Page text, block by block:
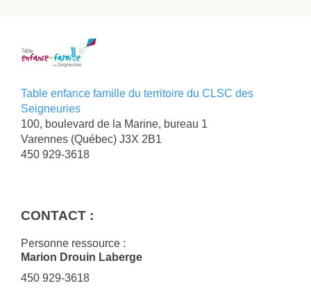
Table enfance famille du territoire du CLSC des
Seigneuries
100, boulevard de la Marine, bureau 1
Varennes (Québec) J3X 2B1
450 929-3618
CONTACT :
Personne ressource :
Marion Drouin Laberge
450 929-3618